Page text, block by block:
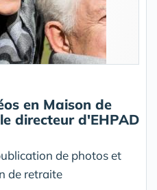
en Maison de
directeur d'EHPAD
de photos et
de retraite